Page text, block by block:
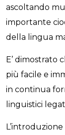
ascoltando
importante
della lingua
E’ dimostrato
più facile e
in continua
linguistici